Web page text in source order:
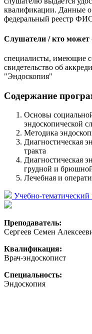
квалификации. Данные о
федеральный реестр
Слушатели / кто может
специалисты, имеющие
свидетельство об
"Эндоскопия"
Содержание
Основы
эндоскопической
Методика
Диагностическая
тракта
Диагностическая
грудной и брюшной
Лечебная и
Учебно-
Преподаватель:
Сергеев Семен
Квалификация:
Врач-эндоскопист
Специальность:
Эндоскопия